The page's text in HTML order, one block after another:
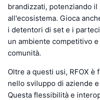
brandizzati, potenziando
all'ecosistema. Gioca
i detentori di set e i
un ambiente competitivo
comunità.
Oltre a questi usi, RFOX
nello sviluppo di aziende
Questa flessibilità e